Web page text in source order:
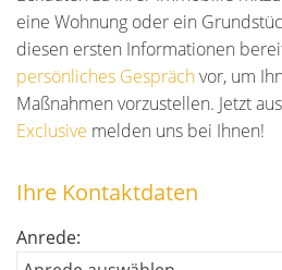
eine Wohnung oder ein
diesen ersten Informationen
persönliches Gesprächvor, um
Maßnahmen vorzustellen. Jetzt
Exclusive melden uns bei Ihnen!
Ihre Kontaktdaten
Anrede: